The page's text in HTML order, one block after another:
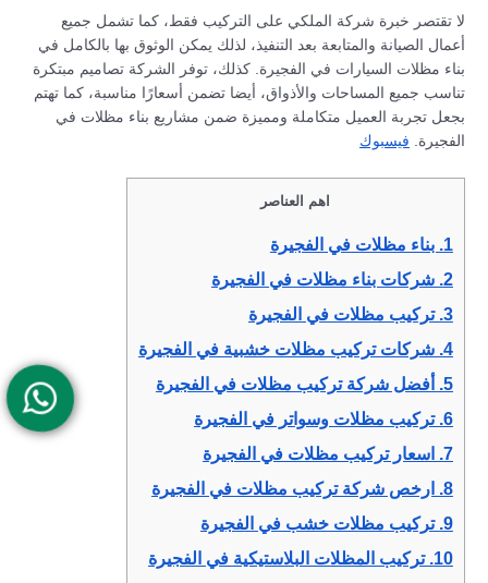
لا تقتصر خبرة شركة الملكي على التركيب فقط، كما تشمل جميع
أعمال الصيانة والمتابعة بعد التنفيذ، لذلك يمكن الوثوق بها بالكامل في
بناء مظلات السيارات في الفجيرة. كذلك، توفر الشركة تصاميم مبتكرة
تناسب جميع المساحات والأذواق، أيضا تضمن أسعارًا مناسبة، كما تهتم
بجعل تجربة العميل متكاملة ومميزة ضمن مشاريع بناء مظلات في
الفجيرة. فيسبوك
اهم العناصر
1. بناء مظلات في الفجيرة
2. شركات بناء مظلات في الفجيرة
3. تركيب مظلات في الفجيرة
4. شركات تركيب مظلات خشبية في الفجيرة
5.
أفضل شركة تركيب مظلات في الفجيرة
6. تركيب مظلات وسواتر في الفجيرة
7.
اسعار تركيب مظلات في الفجيرة
8.
ارخص شركة تركيب مظلات في الفجيرة
9. تركيب مظلات خشب في الفجيرة
10. تركيب المظلات البلاستيكية في الفجيرة